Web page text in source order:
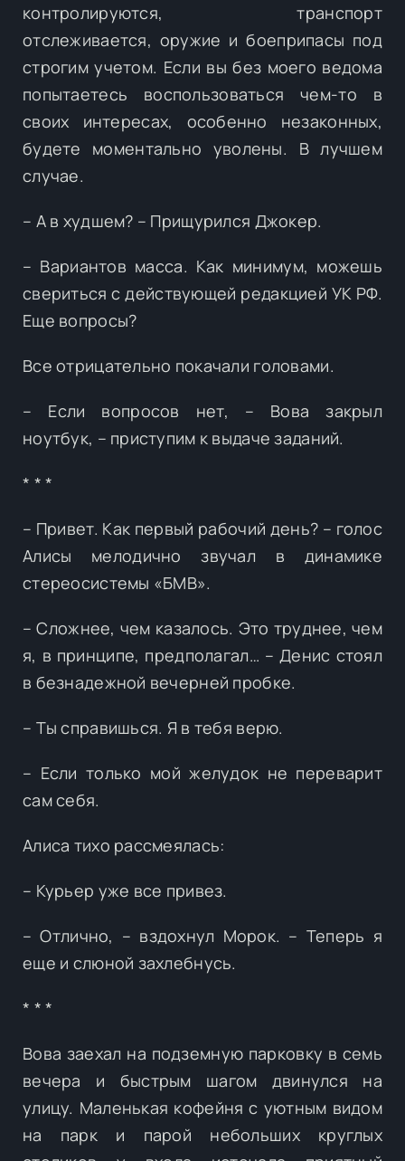
контролируются, транспорт
отслеживается, оружие и боеприпасы под
строгим учетом. Если вы без моего ведома
попытаетесь воспользоваться чем-то в
своих интересах, особенно незаконных,
будете моментально уволены. В лучшем
случае.
– А в худшем? – Прищурился Джокер.
– Вариантов масса. Как минимум, можешь
свериться с действующей редакцией УК РФ.
Еще вопросы?
Все отрицательно покачали головами.
– Если вопросов нет, – Вова закрыл
ноутбук, – приступим к выдаче заданий.
* * *
– Привет. Как первый рабочий день? – голос
Алисы мелодично звучал в динамике
стереосистемы «БМВ».
– Сложнее, чем казалось. Это труднее, чем
я, в принципе, предполагал… – Денис стоял
в безнадежной вечерней пробке.
– Ты справишься. Я в тебя верю.
– Если только мой желудок не переварит
сам себя.
Алиса тихо рассмеялась:
– Курьер уже все привез.
– Отлично, – вздохнул Морок. – Теперь я
еще и слюной захлебнусь.
* * *
Вова заехал на подземную парковку в семь
вечера и быстрым шагом двинулся на
улицу. Маленькая кофейня с уютным видом
на парк и парой небольших круглых